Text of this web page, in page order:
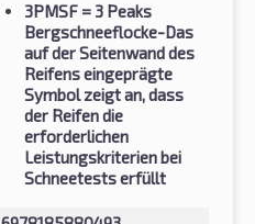
3PMSF = 3 Peaks
Bergschneeflocke-Das
auf der Seitenwand des
Reifens eingeprägte
Symbol zeigt an, dass
der Reifen die
erforderlichen
Leistungskriterien bei
Schneetests erfüllt